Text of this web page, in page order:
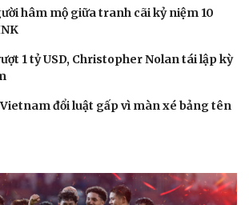
hâm mộ giữa tranh cãi kỷ niệm 10
1 tỷ USD, Christopher Nolan tái lập kỳ
đổi luật gấp vì màn xé bảng tên